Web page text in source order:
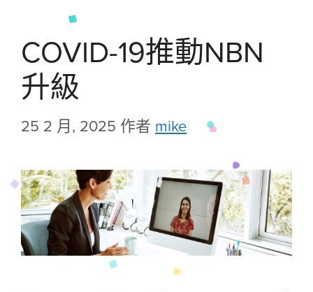
COVID-19推動NBN
升級
25 2 月, 2025 作者 mike